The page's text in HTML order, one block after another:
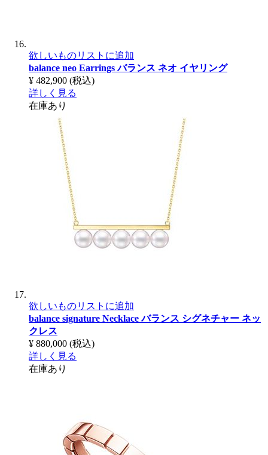
欲しいものリストに追加
balance neo Earringsバランス ネオ イヤリング
¥ 482,900 (税込)
詳しく見る
在庫あり
欲しいものリストに追加
balance signature Necklaceバランス シグネチャー ネッ
クレス
¥ 880,000 (税込)
詳しく見る
在庫あり